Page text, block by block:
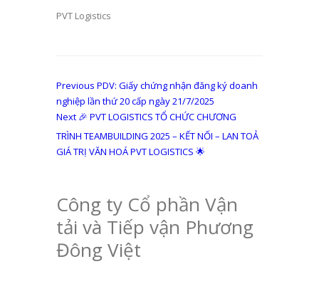
PVT Logistics
Điều
hướng
bài
viết
Previous Previous
post:
PDV: Giấy chứng nhận đăng ký doanh
nghiệp lần thứ 20 cấp ngày 21/7/2025
Next Next
post:
🎉 PVT LOGISTICS TỔ CHỨC CHƯƠNG
TRÌNH TEAMBUILDING 2025 – KẾT NỐI – LAN TOẢ
GIÁ TRỊ VĂN HOÁ PVT LOGISTICS 🌟
Công ty Cổ phần Vận
tải và Tiếp vận Phương
Đông Việt